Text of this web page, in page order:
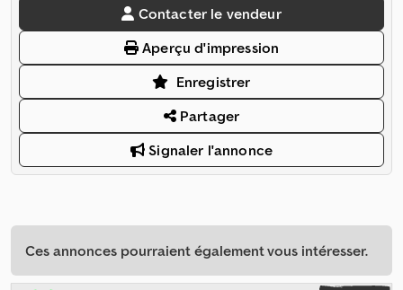
Contacter le vendeur
Aperçu d'impression
Enregistrer
Partager
Signaler l'annonce
Ces annonces pourraient également vous intéresser.